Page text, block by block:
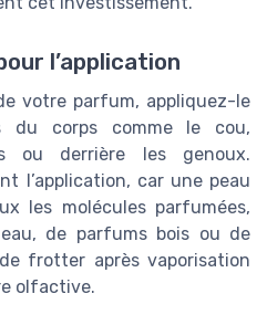
l’application
votre parfum, appliquez-le
du corps comme le cou,
ou derrière les genoux.
l’application, car une peau
les molécules parfumées,
eau, de parfums bois ou de
frotter après vaporisation
olfactive.